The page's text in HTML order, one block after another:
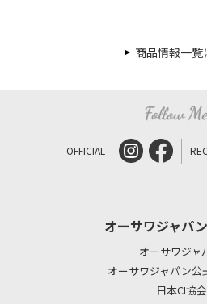
商品情報一覧
OFFICIAL
オーサワジャパ
オーサワジャ
オーサワジャパン公
日本CI協会